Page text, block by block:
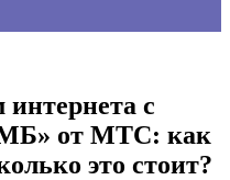
с
МБ» от МТС: как
это стоит?